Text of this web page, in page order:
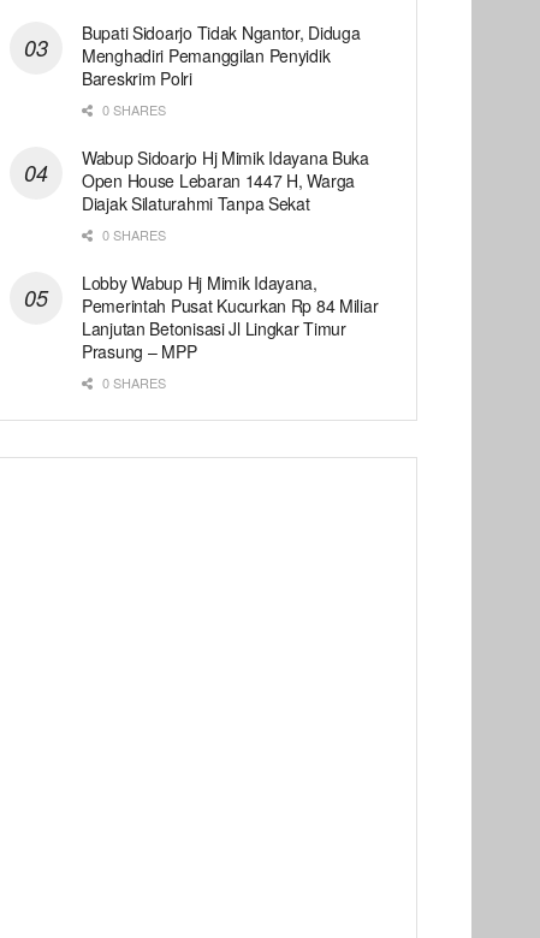
Bupati Sidoarjo Tidak Ngantor, Diduga
Menghadiri Pemanggilan Penyidik
Bareskrim Polri
0 SHARES
Wabup Sidoarjo Hj Mimik Idayana Buka
Open House Lebaran 1447 H, Warga
Diajak Silaturahmi Tanpa Sekat
0 SHARES
Lobby Wabup Hj Mimik Idayana,
Pemerintah Pusat Kucurkan Rp 84 Miliar
Lanjutan Betonisasi Jl Lingkar Timur
Prasung – MPP
0 SHARES